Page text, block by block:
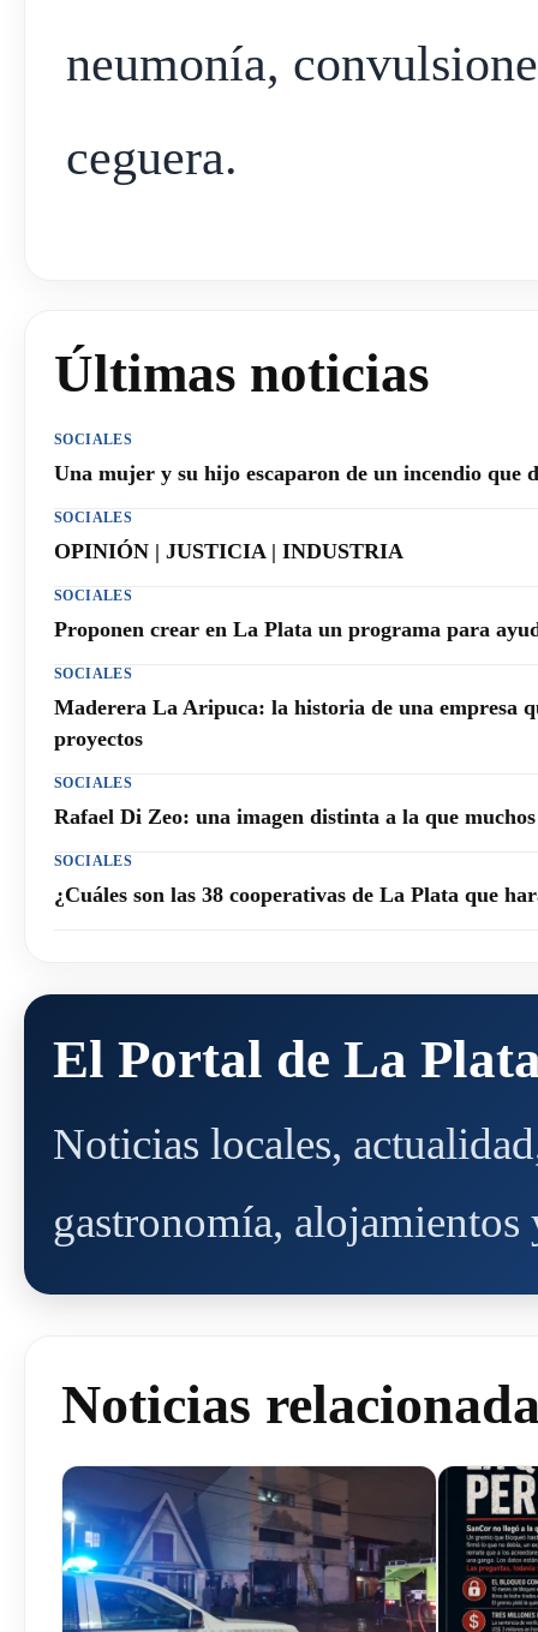
neumonía,
ceguera.
Últimas noticias
SOCIALES
Una mujer y su hijo escaparon de un incendio que
SOCIALES
OPINIÓN | JUSTICIA | INDUSTRIA
SOCIALES
Proponen crear en La Plata un programa para
SOCIALES
Maderera La Aripuca: la historia de una empresa
proyectos
SOCIALES
Rafael Di Zeo: una imagen distinta a la que
SOCIALES
¿Cuáles son las 38 cooperativas de La Plata que
El Portal de La
Noticias locales,
gastronomía,
Noticias